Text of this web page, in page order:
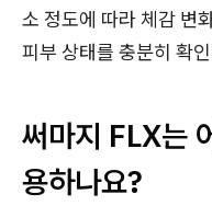
소 정도에 따라 체감 변
피부 상태를 충분히 확
써마지 FLX는
용하나요?